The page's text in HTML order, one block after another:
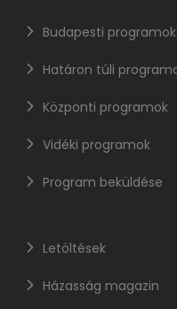
Budapesti programok
Határon túli
Központi programok
Vidéki programok
Program beküldése
Letöltések
Házasság magazin